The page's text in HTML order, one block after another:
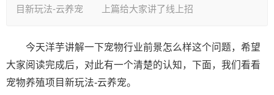
目新玩法-云养宠 上篇给大家讲了线上招
今天洋芋讲解一下宠物行业前景怎么样这个问题，希望
大家阅读完成后，对此有一个清楚的认知，下面，我们看看
宠物养殖项目新玩法-云养宠。